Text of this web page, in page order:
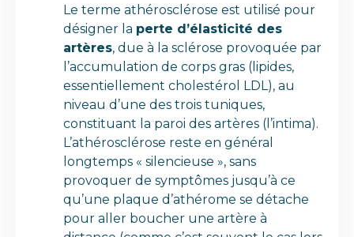
Le terme athérosclérose est utilisé pour
désigner la perte d’élasticité des
artères, due à la sclérose provoquée par
l’accumulation de corps gras (lipides,
essentiellement cholestérol LDL), au
niveau d’une des trois tuniques,
constituant la paroi des artères (l’intima).
L’athérosclérose reste en général
longtemps « silencieuse », sans
provoquer de symptômes jusqu’à ce
qu’une plaque d’athérome se détache
pour aller boucher une artère à